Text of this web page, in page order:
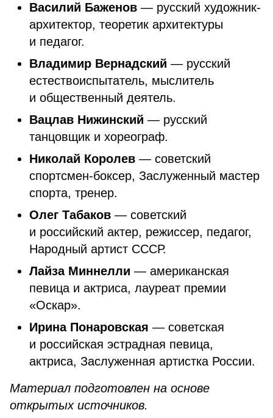
Василий Баженов — русский художник-
архитектор, теоретик архитектуры
и педагог.
Владимир Вернадский — русский
естествоиспытатель, мыслитель
и общественный деятель.
Вацлав Нижинский — русский
танцовщик и хореограф.
Николай Королев — советский
спортсмен-боксер, Заслуженный мастер
спорта, тренер.
Олег Табаков — советский
и российский актер, режиссер, педагог,
Народный артист СССР.
Лайза Миннелли — американская
певица и актриса, лауреат премии
«Оскар».
Ирина Понаровская — советская
и российская эстрадная певица,
актриса, Заслуженная артистка России.
Материал подготовлен на основе
открытых источников.